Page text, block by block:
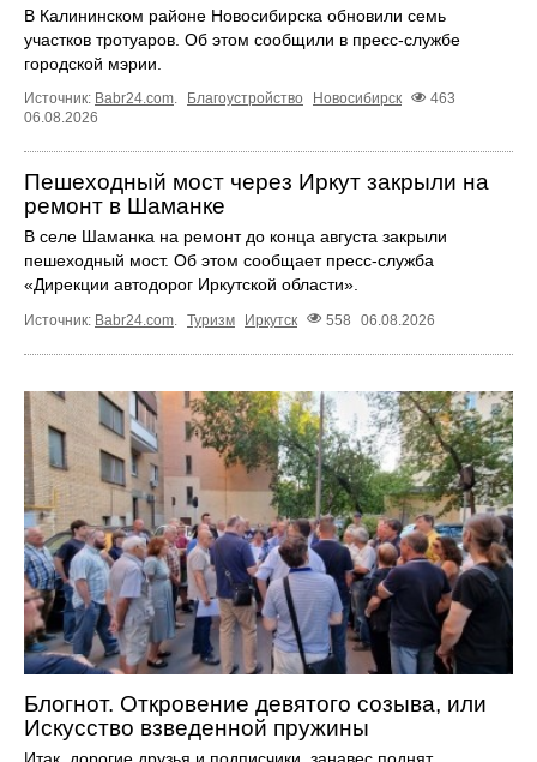
В Калининском районе Новосибирска обновили семь
участков тротуаров. Об этом сообщили в пресс-службе
городской мэрии.
Источник: Babr24.com. Благоустройство Новосибирск
463
06.08.2026
Пешеходный мост через Иркут закрыли на
ремонт в Шаманке
В селе Шаманка на ремонт до конца августа закрыли
пешеходный мост. Об этом сообщает пресс‑служба
«Дирекции автодорог Иркутской области».
Источник: Babr24.com Туризм Иркутск 558 06.08.2026
Блогнот. Откровение девятого созыва, или
Искусство взведенной пружины